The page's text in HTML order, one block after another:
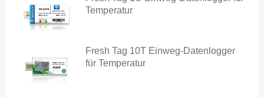
Temperatur
Fresh Tag 10T Einweg-Datenlogger
für Temperatur